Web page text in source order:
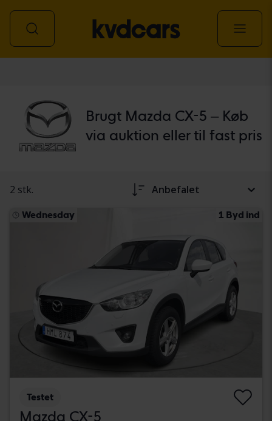
Brugt Mazda CX-5 – Køb
via auktion eller til fast pris
2 stk. Anbefalet
Wednesday 1 Byd ind
Testet
Mazda CX-5